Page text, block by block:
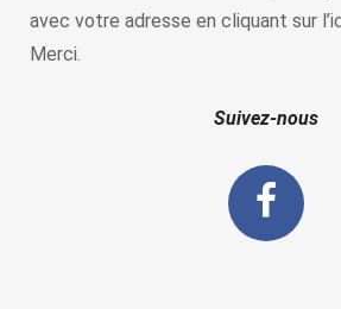
avec votre adresse en cliquant sur
Merci.
Suivez-nous